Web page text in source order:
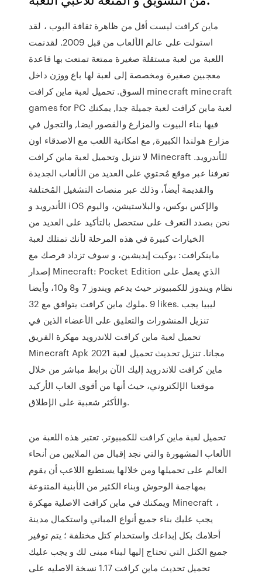
ماين كرافت ليست أقل من ظاهرة ثقافة البوب ، لقد
استولت على عالم الألعاب من قبل 2009. لقدنمت
اللعبة من لعبة مستقلة صغيرة ممتعة تمتعت بها قاعدة
معجبين صغيرة ومخصصة إلى لعبة لها باع ووزن داخل
السوق. تحميل لعبة ماين كرافت minecraft minecraft
games for PC لعبة ماين كرافت لعبة جميلة جدا, يمكنك
فيها بناء البيوت والمزارع والقصور ايضا, والتجول في
مزارع هولندا الكبيرة, مع امكانية اللعب مع الاصدقاء اون
لا تنزيل وتحميل لعبة ماين كرافت Minecraft للأندرويد.
تعرفنا عبر موقع مُحتوي على العديد من الألعاب الجديدة
والقديمة أيضاً، وذلك عبر منصات التشغيل المُختلفة
الأندرويد و iOS والإكس بوكس، والبلاستيشن، واليوم
نحن بصدد التعرف على ستحصل بالتأكيد على العديد من
الخيارات كبيرة في هذه المرحلة لأنك تمتلك لعبة
ماينكرافت: بوكيت إيديشين، و سوف تزداد فرصك مع
إصدار Minecraft: Pocket Edition الذي يعمل على
نظام ويندوز للكمبيوتر حيث يدعم ويندوز 7 و8 و10، وأيضا
يتوافق مع 32 ‎ملوك ماين كرافت‎. 9 likes. ‎ليبيا يجب
تنزيل المنشورات والتعليق على الأعضاء الذين في
الفريق‎ تحميل لعبة ماين كرافت للاندرويد مهكرة
Minecraft Apk 2021 مجانا. تنزيل تحديث تحميل لعبة
ماين كرافت للاندرويد إليك الآن برابط مباشر من خلال
موقعنا الإلكتروني، حيث أنها من أقوى العاب الأركيد
والأكثر شعبية على الإطلاق.
تحميل لعبة ماين كرافت للكمبيوتر. تعتبر هذه اللعبة من
الألعاب المشهورة والتي نجد إقبال من الملايين من أنحاء
العالم على تحميلها ومن خلالها يستطيع اللاعب أن يقوم
بمهاجمة الوحوش وبناء الكثير من الأبنية المتنوعة
ويمكنك في ماين كرافت الاصلية مهكرة Minecraft ،
يجب عليك بناء جميع أنواع المباني واستكمال مدينة
أحلامك بكل إبداعك واستخدام كتل مختلفة ؛ يتم توفير
جميع الكتل التي تحتاج إليها لبناء مبنى لك و يجب عليك
تحميل تحديث ماين كرافت 1.17 نسخة الاصليه على